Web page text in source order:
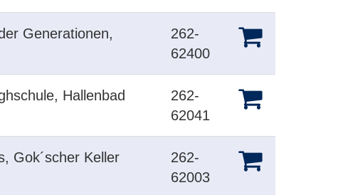
Generationen,
262-
62400
Hallenbad
262-
62041
Gok´scher Keller
262-
62003